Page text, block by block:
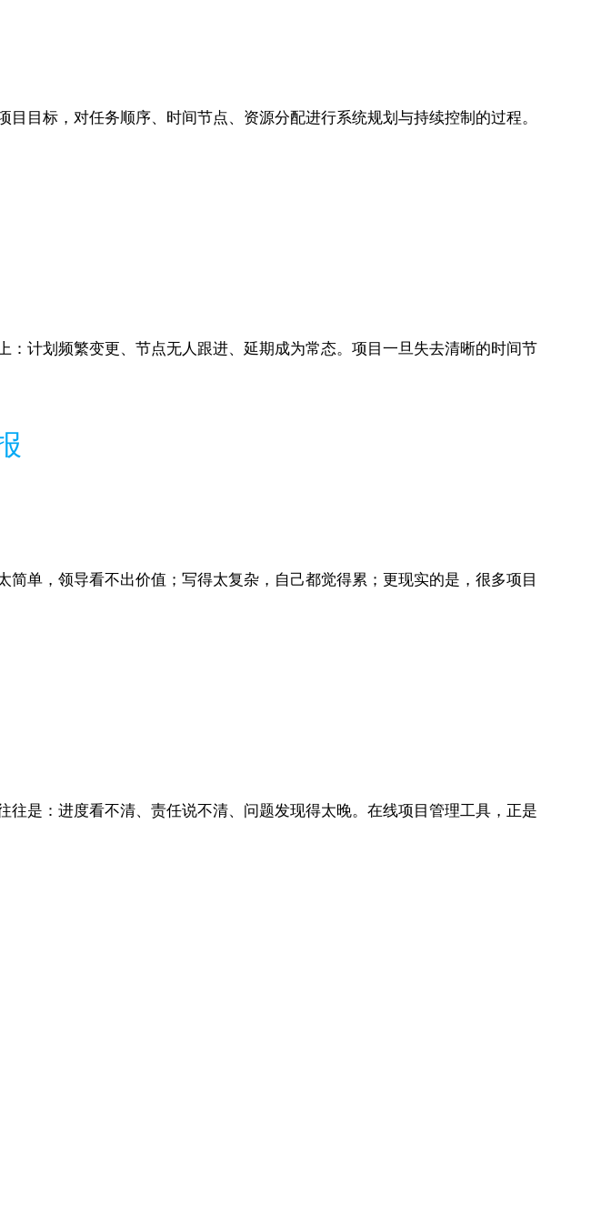
目标，对任务顺序、时间节点、资源分配进行系统规划与持续控制的过程。
计划频繁变更、节点无人跟进、延期成为常态。项目一旦失去清晰的时间节
单，领导看不出价值；写得太复杂，自己都觉得累；更现实的是，很多项目
是：进度看不清、责任说不清、问题发现得太晚。在线项目管理工具，正是